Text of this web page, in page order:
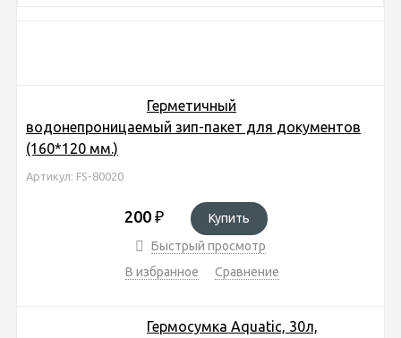
Герметичный
водонепроницаемый зип-пакет для документов
(160*120 мм.)
Артикул: FS-80020
200 ₽
Купить
Быстрый просмотр
В избранное
Сравнение
Гермосумка Aquatic, 30л,